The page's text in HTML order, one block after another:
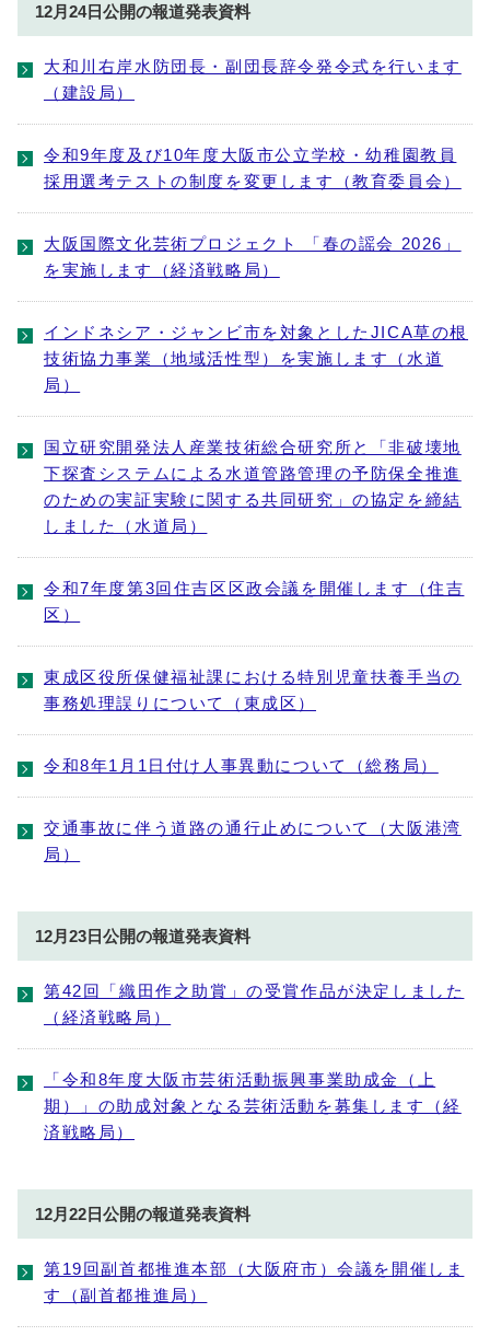
12月24日公開の報道発表資料
大和川右岸水防団長・副団長辞令発令式を行います
（建設局）
令和9年度及び10年度大阪市公立学校・幼稚園教員
採用選考テストの制度を変更します（教育委員会）
大阪国際文化芸術プロジェクト 「春の謡会 2026」
を実施します（経済戦略局）
インドネシア・ジャンビ市を対象としたJICA草の根
技術協力事業（地域活性型）を実施します（水道
局）
国立研究開発法人産業技術総合研究所と「非破壊地
下探査システムによる水道管路管理の予防保全推進
のための実証実験に関する共同研究」の協定を締結
しました（水道局）
令和7年度第3回住吉区区政会議を開催します（住吉
区）
東成区役所保健福祉課における特別児童扶養手当の
事務処理誤りについて（東成区）
令和8年1月1日付け人事異動について（総務局）
交通事故に伴う道路の通行止めについて（大阪港湾
局）
12月23日公開の報道発表資料
第42回「織田作之助賞」の受賞作品が決定しました
（経済戦略局）
「令和8年度大阪市芸術活動振興事業助成金（上
期）」の助成対象となる芸術活動を募集します（経
済戦略局）
12月22日公開の報道発表資料
第19回副首都推進本部（大阪府市）会議を開催しま
す（副首都推進局）